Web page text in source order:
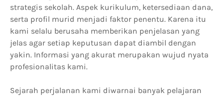
strategis sekolah. Aspek kurikulum, ketersediaan dana,
serta profil murid menjadi faktor penentu. Karena itu
kami selalu berusaha memberikan penjelasan yang
jelas agar setiap keputusan dapat diambil dengan
yakin. Informasi yang akurat merupakan wujud nyata
profesionalitas kami.
Sejarah perjalanan kami diwarnai banyak pelajaran